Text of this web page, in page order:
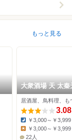
もっと見る
大衆酒場 天 太秦
川店
居酒屋、鳥料理、も
3.08
Dinner:
￥3,000～￥3,999
Lunch:
￥3,000～￥3,999
22人